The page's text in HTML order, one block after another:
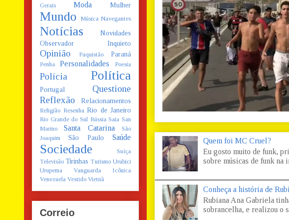
Quem foi MC Cruel?
Eu gosto muito de funk,
sobre músicas de funk na
Conheça a história de
Rubiana Ana Gabriela
sobrancelha, e realizou o
Gerais
Moda Mulher
Mundo Música Navegantes
Notícias
Novidades
Observador Inquieto
Opinião Paquistão Paraná
Penha Personalidades Poesia
Polícia Política
Portugal
Questione
Reflexão
Relacionamentos
Religião Resenha Rio de Janeiro
Rio Grande do Sul Rússia Saia San
Marino
Santa Catarina
São
Joaquim
São Paulo Saúde
Sociedade
Suíça
Televisão Tirinhas Turismo Urubici
Urupema
Vanguarda Icônica
Venezuela Vestido Vietnã
Correio